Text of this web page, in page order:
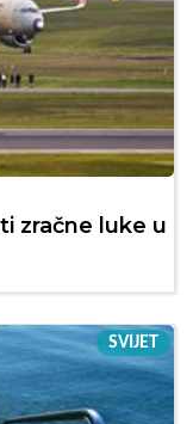
zračne luke u
SVIJET